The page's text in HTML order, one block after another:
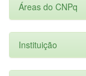
Áreas do CNPq
Instituição